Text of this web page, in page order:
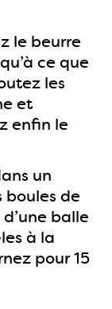
le beurre
ce que
les
et
enfin le
un
boules de
balle
à la
pour 15